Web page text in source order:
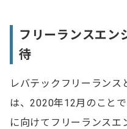
フリーランスエン
待
レバテックフリーランス
は、2020年12月のこと
に向けてフリーランスエ